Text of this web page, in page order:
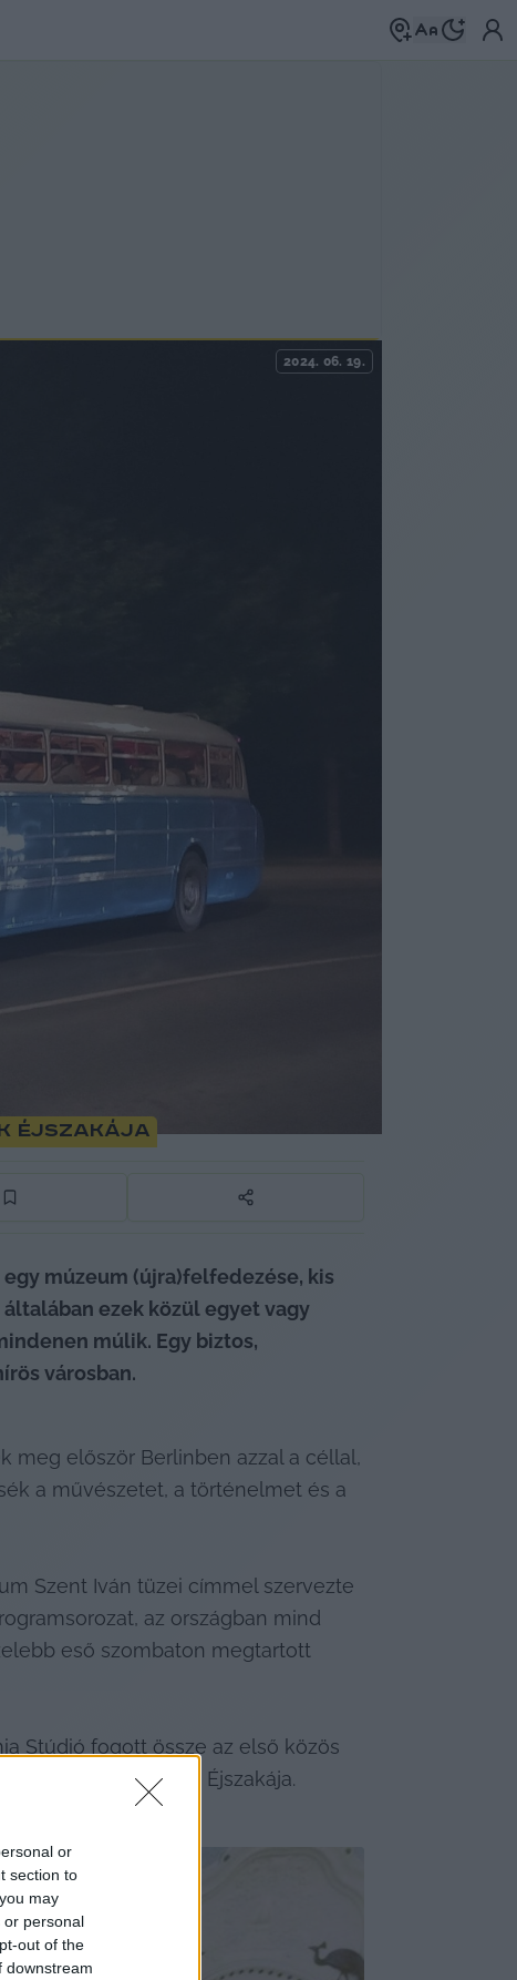
or
section to
may
or personal
out of the
downstream
2024. 06. 19.
Éjszakája
múzeum (újra)felfedezése, kis
ezek közül egyet vagy
múlik. Egy biztos,
városban.
meg először Berlinben azzal a céllal,
a művészetet, a történelmet és a
Szent Iván tüzei címmel szervezte
az országban mind
eső szombaton megtartott
Stúdió fogott össze az első közös
a Múzeumok Éjszakája.